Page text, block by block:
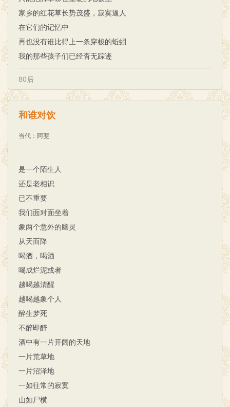
家乡的红花草长势茂盛，寂寞逼人
在它们的记忆中
再也没有谁比得上一条穿梭的蚯蚓
我的那些孩子们已经杳无踪迹
80后
和谁对饮
当代 ： 阿斐
是一个陌生人
还是老相识
已不重要
我们面对面坐着
象两个意外的幽灵
从天而降
喝酒，喝酒
喝成烂泥或者
越喝越清醒
越喝越象个人
醉生梦死
不醉即醉
酒中有一片开阔的天地
一片荒草地
一片沼泽地
一如往常的寂寞
山如尸横